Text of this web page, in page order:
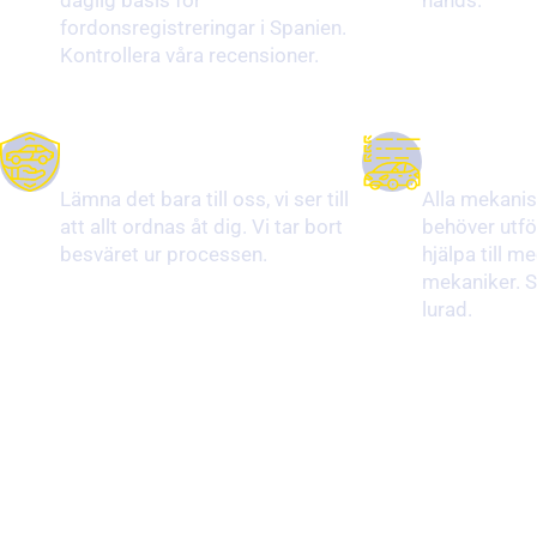
fordonsregistreringar i Spanien.
Kontrollera våra recensioner.
Lämna det bara till oss, vi ser till
att allt ordnas åt dig. Vi tar bort
besväret ur processen.
Alla
behöver
hjälpa till
mekaniker.
lurad.